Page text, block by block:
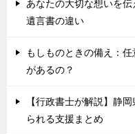
あなたの大切な想いを
遺言書の違い
もしものときの備え：
があるの？
【行政書士が解説】静
られる支援まとめ